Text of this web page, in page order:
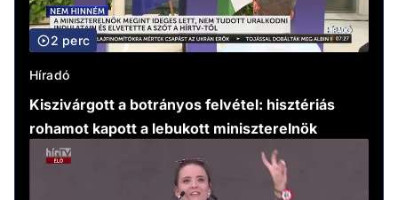
2 perc
Híradó
Kiszivárgott a botrányos felvétel: hisztériás
rohamot kapott a lebukott miniszterelnök